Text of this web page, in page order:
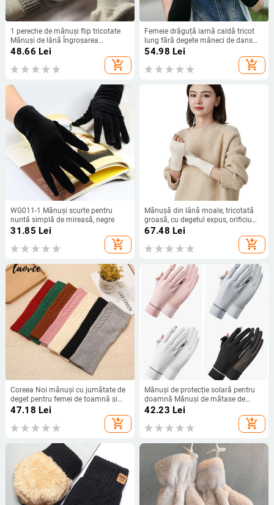
1 pereche de mănuși flip tricotate
Mănuși de lână Îngroșarea
degetelor expuse iarnă Mănuși fără
48.66 Lei
add_shopping_cart
Femeie drăguță iarnă caldă tricot
lung fără degete mâneci de dans
femei cool desene animate bufniță
iepure diamante nit paiete manșetă
mănuși A40
54.98 Lei
add_shopping_cart
WG011-1 Mănuși scurte pentru
nuntă simplă de mireasă, negre
31.85 Lei
add_shopping_cart
Mănușă din lână moale, tricotată
groasă, cu degetul expus, orificiu
pentru degetul mare, mănuși fără
cusătură pentru femei, toamnă,
toamnă, mănuși fără degete,
67.48 Lei
add_shopping_cart
Coreea Noi mănuși cu jumătate de
deget pentru femei de toamnă și
iarnă Lână Căldură fără degete
tricotată groasă T214
47.18 Lei
add_shopping_cart
Mănuși de protecție solară pentru
doamnă Mănuși de mătase de
gheață Mănuși de protecție solară
de vară pentru femei Moda Ciclism
Conducere Alergare Mănuși subțiri
42.23 Lei
add_shopping_cart